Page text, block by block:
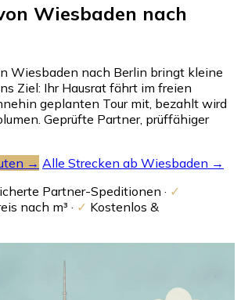
Wiesbaden nach
Wiesbaden nach Berlin bringt kleine
Ziel: Ihr Hausrat fährt im freien
geplanten Tour mit, bezahlt wird
Geprüfte Partner, prüffähiger
→ Alle Strecken ab Wiesbaden →
Partner-Speditionen · ✓
nach m³ · ✓ Kostenlos &